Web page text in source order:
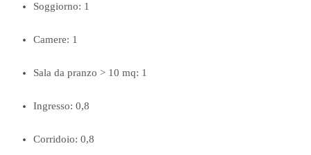
Soggiorno: 1
Camere: 1
Sala da pranzo > 10 mq: 1
Ingresso: 0,8
Corridoio: 0,8